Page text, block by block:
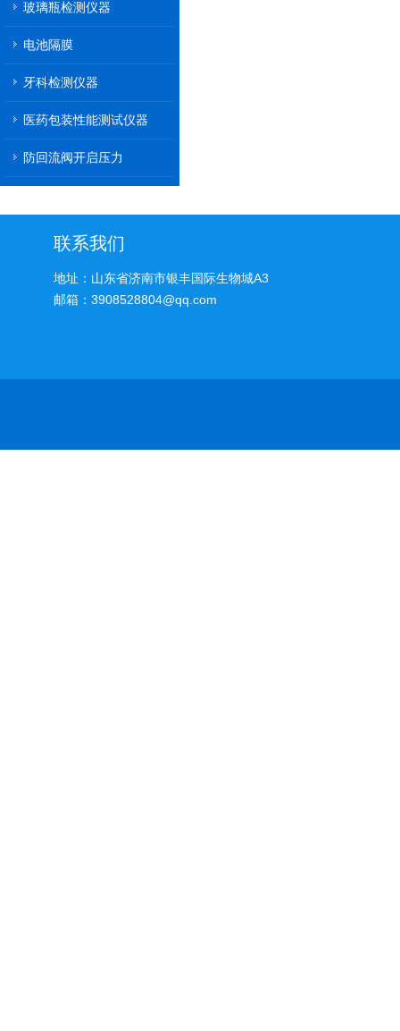
玻璃瓶检测仪器
电池隔膜
牙科检测仪器
医药包装性能测试仪器
防回流阀开启压力
联系我们
地址：山东省济南市银丰国际生物城A3
邮箱：3908528804@qq.com